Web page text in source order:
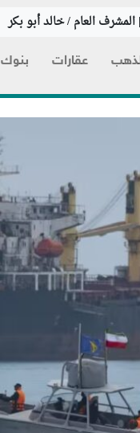
العام / خالد أبو بكر
عقارات بنوك